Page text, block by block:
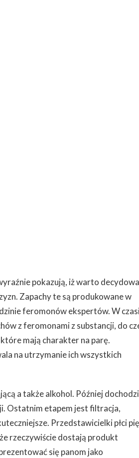
pokazują, iż warto
Zapachy te są produkowane w
feromonów ekspertów. W
z feromonami z substancji, do
mają charakter na parę.
na utrzymanie ich wszystkich
a także alkohol. Później
Ostatnim etapem jest filtracja,
Przedstawicielki płci
rzeczywiście dostają produkt
się panom jako